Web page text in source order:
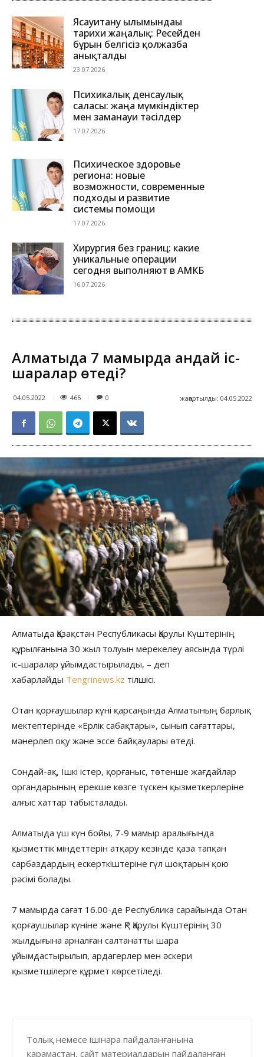
Ясауитану ғылымындағы
тарихи жаңалық: Ресейден
бұрын белгісіз қолжазба
анықталды
23.07.2026
Психикалық денсаулық
саласы: жаңа мүмкіндіктер
мен заманауи тәсілдер
17.07.2026
Психическое здоровье
региона: новые
возможности, современные
подходы и развитие
системы помощи
17.07.2026
Хирургия без границ: какие
уникальные операции
сегодня выполняют в АМКБ
16.07.2026